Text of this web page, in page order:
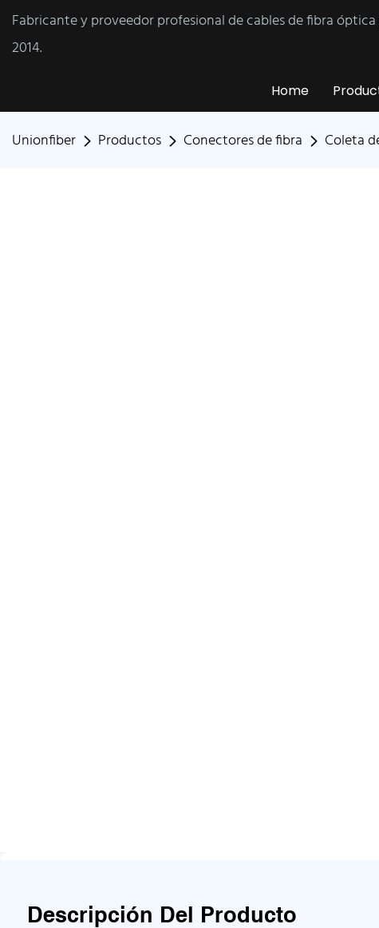
Fabricante y proveedor profesional de cables de fibra
2014.
Home
Unionfiber Productos Conectores de fibra Coleta
Descripción Del Producto